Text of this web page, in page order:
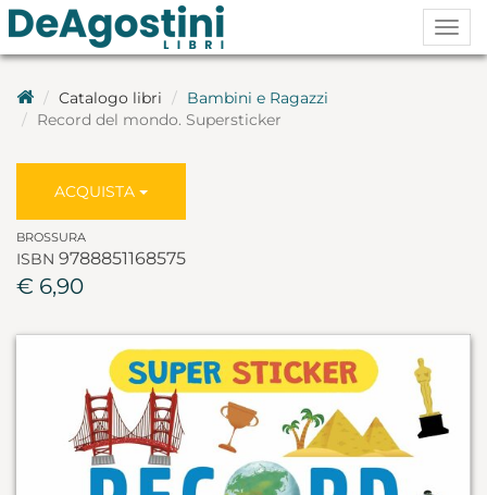
Catalogo libri
Bambini e Ragazzi
Record del mondo. Supersticker
ACQUISTA
BROSSURA
ISBN 9788851168575
€ 6,90